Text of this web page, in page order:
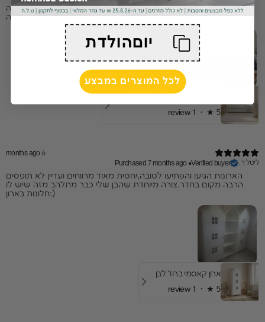
המיטה יפה ההתקנה הייתה זריזה וטובה והילדים עפים על המיטה
החדשה
מיטת יחיד טריו - עם שתי מיטות חבר
5
★ ·
1 review
6 months ago
ליטל ר.
Verified buyer
•
Purchased 7 months ago
הארונות הגיעו והפתיעו לטובה,יחסית מאוד מרווחים ועדיין לא תופסים
הרבה מקום בחדר.צורה מיוחדת שהבן שלי כבר מתלהב מזה שיש לו
חלונות בארון:)
ארון קאסמי ברוז' לבן
5
★ ·
1 review
יוםהולדת
לכל המוצרים במבצע